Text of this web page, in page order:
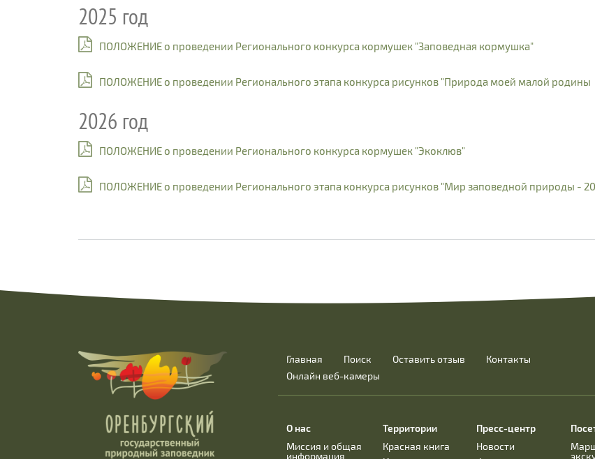
2025 год
ПОЛОЖЕНИЕ о проведении Регионального конкурса кормушек "Заповедная кормушка"
ПОЛОЖЕНИЕ о проведении Регионального этапа конкурса рисунков "Природа моей малой родины
2026 год
ПОЛОЖЕНИЕ о проведении Регионального конкурса кормушек "Экоклюв"
ПОЛОЖЕНИЕ о проведении Регионального этапа конкурса рисунков "Мир заповедной природы -
Главная Поиск Оставить отзыв
Контакты
Онлайн веб-камеры
О нас
Миссия и общая
информация
Территории
Красная книга
Пресс-центр
Новости